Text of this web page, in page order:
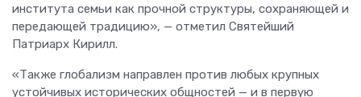
института семьи как прочной структуры, сохраняющей и
передающей традицию», — отметил Святейший
Патриарх Кирилл.
«Также глобализм направлен против любых крупных
устойчивых исторических общностей — и в первую